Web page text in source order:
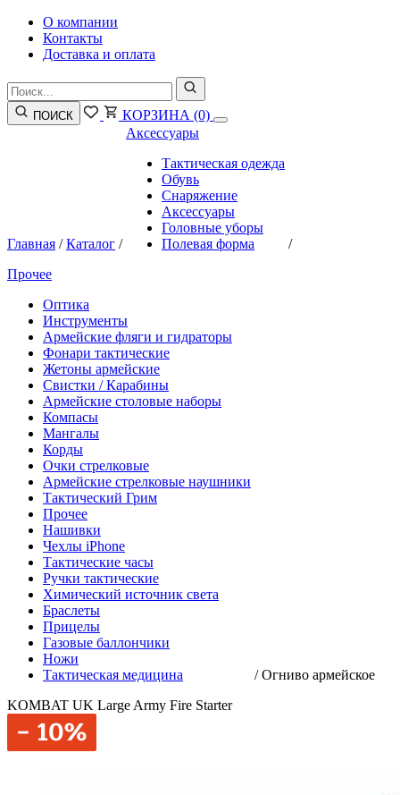
О компании
Контакты
Доставка и оплата
ПОИСК КОРЗИНА (0)
Главная /Каталог /
Аксессуары
Тактическая одежда
Обувь
Снаряжение
Аксессуары
Головные уборы
Полевая форма
/
Прочее
Оптика
Инструменты
Армейские фляги и гидраторы
Фонари тактические
Жетоны армейские
Свистки / Карабины
Армейские столовые наборы
Компасы
Мангалы
Корды
Очки стрелковые
Армейские стрелковые наушники
Тактический Грим
Прочее
Нашивки
Чехлы iPhone
Тактические часы
Ручки тактические
Химический источник света
Браслеты
Прицелы
Газовые баллончики
Ножи
Тактическая медицина
/Огниво армейское
KOMBAT UK Large Army Fire Starter